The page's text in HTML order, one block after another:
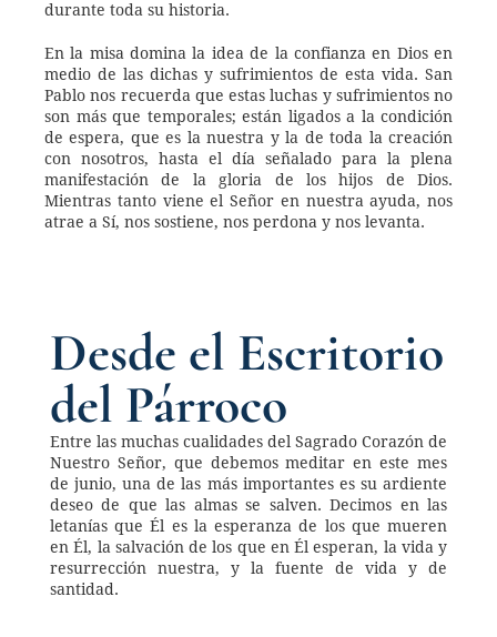
durante toda su historia.
En la misa domina la idea de la confianza en Dios en
medio de las dichas y sufrimientos de esta vida. San
Pablo nos recuerda que estas luchas y sufrimientos no
son más que temporales; están ligados a la condición
de espera, que es la nuestra y la de toda la creación
con nosotros, hasta el día señalado para la plena
manifestación de la gloria de los hijos de Dios.
Mientras tanto viene el Señor en nuestra ayuda, nos
atrae a Sí, nos sostiene, nos perdona y nos levanta.
Desde el Escritorio
del Párroco
Entre las muchas cualidades del Sagrado Corazón de
Nuestro Señor, que debemos meditar en este mes
de junio, una de las más importantes es su ardiente
deseo de que las almas se salven. Decimos en las
letanías que Él es la esperanza de los que mueren
en Él, la salvación de los que en Él esperan, la vida y
resurrección nuestra, y la fuente de vida y de
santidad.